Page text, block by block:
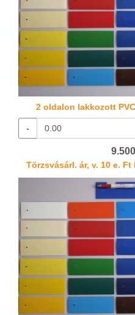
2 oldalon lakkozott
-
Törzsvásárl. ár, v. 10 e.